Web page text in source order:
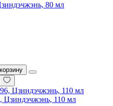
80 мл
Цзиндэчжэнь, 110 мл